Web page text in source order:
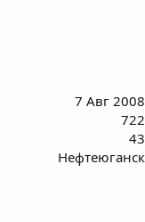
7 Авг 2008
722
43
Нефтеюганск